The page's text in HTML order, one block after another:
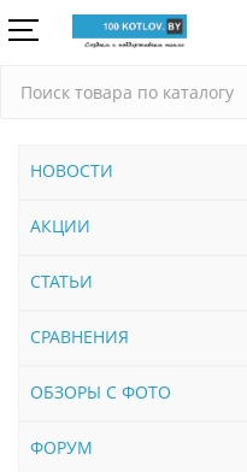
НОВОСТИ
АКЦИИ
СТАТЬИ
СРАВНЕНИЯ
ОБЗОРЫ С ФОТО
ФОРУМ